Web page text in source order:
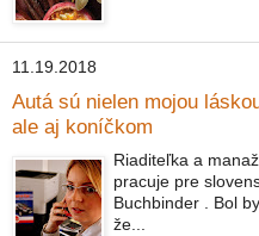
11.19.2018
Autá sú nielen mojou
ale aj koníčkom
Riaditeľka a
pracuje pre
Buchbinder . Bol
že...